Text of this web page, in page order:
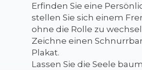
Erfinden Sie eine
stellen Sie sich einem
ohne die Rolle zu
Zeichne einen
Plakat.
Lassen Sie die Seele